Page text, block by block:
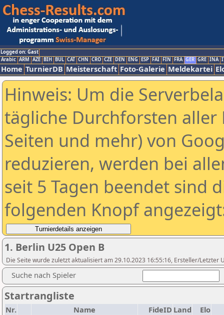
Logged on: Gast
Arabic ARM AZE BIH BUL CAT CHN CRO CZE DEN ENG ESP FAI FIN FRA GER GRE INA
Home TurnierDB Meisterschaft Foto-Galerie Meldekartei
Hinweis: Um die
tägliche Durchforsten aller
Seiten und mehr) von
reduzieren, werden bei
seit 5 Tagen beendet sind
folgenden Knopf
1. Berlin U25 Open B
Die Seite wurde zuletzt aktualisiert am 29.10.2023 16:55:16, Ersteller/Letzter
Suche nach Spieler
Startrangliste
Nr. Name FideID Land
Elo